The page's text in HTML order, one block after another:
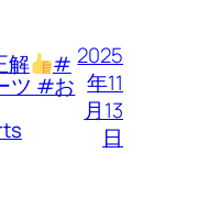
解 #
ツ #お
2025
年11
月13
日